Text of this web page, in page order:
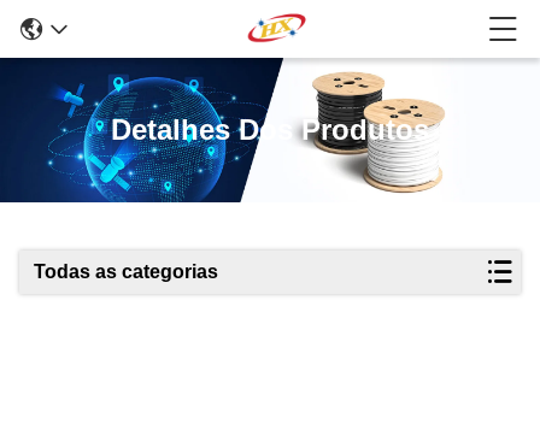
Detalhes Dos Produtos
Todas as categorias